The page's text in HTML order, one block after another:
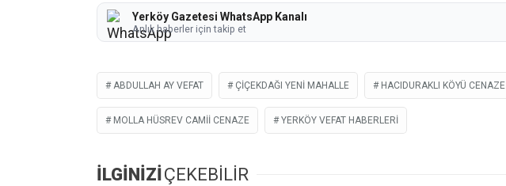
Yerköy Gazetesi WhatsApp Kanalı
Anlık haberler için takip et
ABDULLAH AY VEFAT ÇIÇEKDAĞI YENI MAHALLE HACIDURAKLI KÖYÜ CENAZE
MOLLA HÜSREV CAMII CENAZE YERKÖY VEFAT HABERLERI
İLGİNİZİ ÇEKEBİLİR